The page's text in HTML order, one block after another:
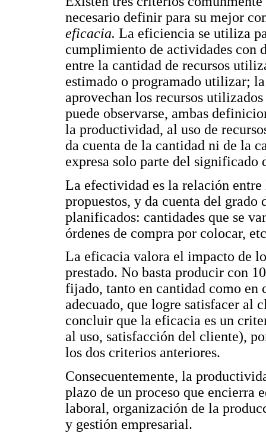
necesario definir para su mejor
eficacia. La eficiencia se utiliza
cumplimiento de actividades con
entre la cantidad de recursos
estimado o programado utilizar;
aprovechan los recursos
puede observarse, ambas
la productividad, al uso de
da cuenta de la cantidad ni de la
expresa solo parte del significado
La efectividad es la relación entre
propuestos, y da cuenta del
planificados: cantidades que se
órdenes de compra por colocar,
La eficacia valora el impacto de
prestado. No basta producir con
fijado, tanto en cantidad como en
adecuado, que logre satisfacer al
concluir que la eficacia es un
al uso, satisfacción del cliente),
los dos criterios anteriores.
Consecuentemente, la
plazo de un proceso que encierra
laboral, organización de la
y gestión empresarial.